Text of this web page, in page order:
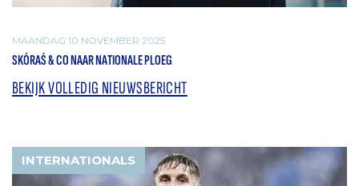
MAANDAG 10 NOVEMBER 2025
SKÓRAŚ & CO NAAR NATIONALE PLOEG
BEKIJK VOLLEDIG NIEUWSBERICHT
INTERNATIONALS